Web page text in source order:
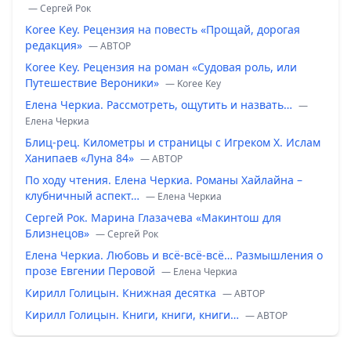
— Сергей Рок
Koree Key. Рецензия на повесть «Прощай, дорогая
редакция» — ABTOP
Koree Key. Рецензия на роман «Судовая роль, или
Путешествие Вероники» — Koree Key
Елена Черкиа. Рассмотреть, ощутить и назвать… —
Елена Черкиа
Блиц-рец. Километры и страницы с Игреком Х. Ислам
Ханипаев «Луна 84» — ABTOP
По ходу чтения. Елена Черкиа. Романы Хайлайна –
клубничный аспект… — Елена Черкиа
Сергей Рок. Марина Глазачева «Макинтош для
Близнецов» — Сергей Рок
Елена Черкиа. Любовь и всё-всё-всё… Размышления о
прозе Евгении Перовой — Елена Черкиа
Кирилл Голицын. Книжная десятка — ABTOP
Кирилл Голицын. Книги, книги, книги… — ABTOP